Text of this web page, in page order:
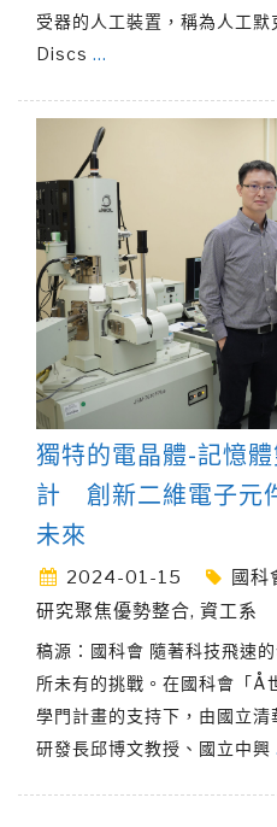
受器的人工裝置，稱為人工
Discs …
獨特的電晶體-記憶
計 創新二維電子元
未來
2024-01-15 國科
研究聚焦優勢整合, 資工系
稿源：國科會 隨著科技飛速
所未有的挑戰。在國科會「Å
學門計畫的支持下，由國立清
研發長邱博文教授、國立中興